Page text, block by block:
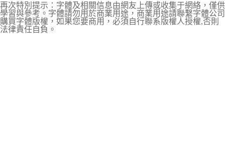
再次特別提示：字體及相關信息由網友上傳或收集于網絡，僅供
學習與參考。字體請勿用於商業用途，商業用途請聯繫字體公司
購買字體版權，如果您要商用，必須自行聯系版權人授權,否則
法律責任自負。